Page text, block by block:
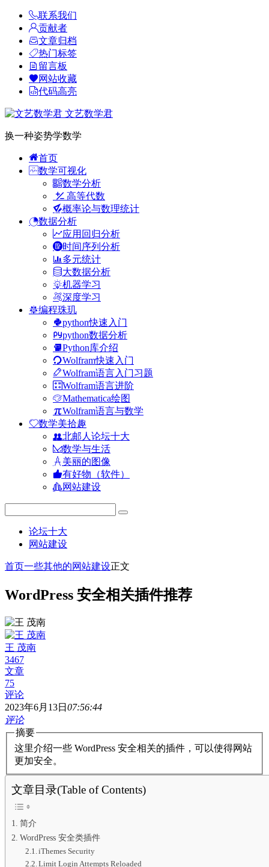
联系我们
贡献者
文章归档
热门标签
留言板
网站收藏
代码高亮
文艺数学君
换一种姿势学数学
首页
数学可视化
数学分析
高等代数
概率论与数理统计
数据分析
应用回归分析
时间序列分析
多元统计
大数据分析
机器学习
深度学习
编程珠玑
python快速入门
python数据分析
Python库介绍
Wolfram快速入门
Wolfram语言入门习题
Wolfram语言进阶
Mathematica绘图
Wolfram语言与数学
数学美拾趣
北邮人论坛十大
数学与生活
美丽的图像
有好物（软件）
网站建设
论坛十大
网站建设
首页一些其他的网站建设正文
WordPress 安全相关插件推荐
王 茂南
3467
文章
75
评论
2023年6月13日 07:56:44
评论
摘要
这里介绍一些 WordPress 安全相关的插件，可以使得网站
更加安全。
文章目录(Table of Contents)
简介
WordPress 安全类插件
iThemes Security
Limit Login Attempts Reloaded